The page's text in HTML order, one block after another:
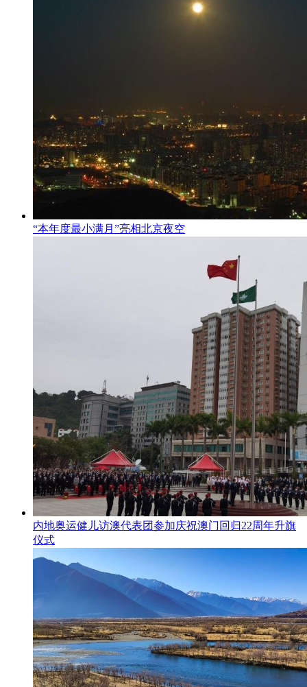
“本年度最小满月”亮相北京夜空
内地奥运健儿访澳代表团参加庆祝澳门回归22周年升旗
仪式